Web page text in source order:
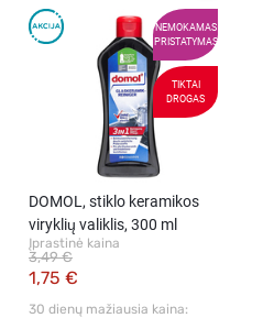
NEMOKAMAS
PRISTATYMAS
TIKTAI
DROGAS
DOMOL, stiklo keramikos
viryklių valiklis, 300 ml
Įprastinė kaina
1,75 €
3,49 €
30 dienų mažiausia kaina: